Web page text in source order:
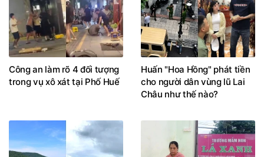
Công an làm rõ 4 đối tượng
trong vụ xô xát tại Phố Huế
Huấn "Hoa Hồng" phát tiền
cho người dân vùng lũ Lai
Châu như thế nào?